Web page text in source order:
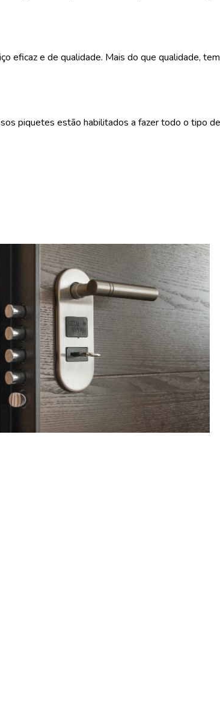
eficaz e de qualidade. Mais do que qualidade,
piquetes estão habilitados a fazer todo o tipo